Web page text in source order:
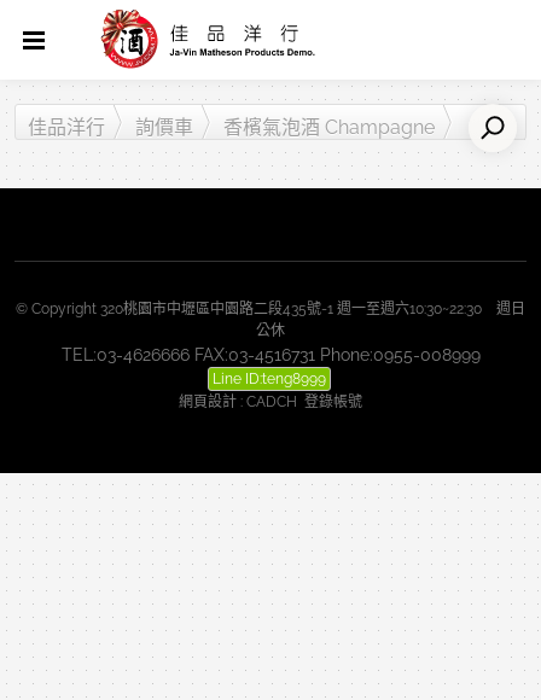
佳品洋行 詢價車 香檳氣泡酒 Champagne
© Copyright 320桃園市中壢區中園路二段435號-1 週一至週六10:30~22:30 週日
公休
TEL:03-4626666 FAX:03-4516731 Phone:0955-008999
Line ID:teng8999
網頁設計 : CADCH 登錄帳號